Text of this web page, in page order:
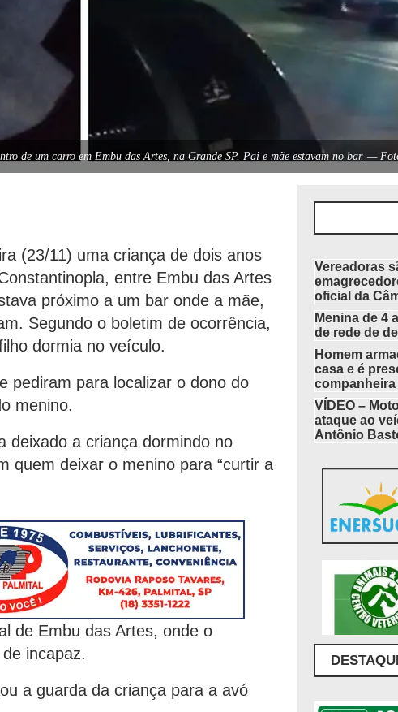
de um carro em Embu das Artes, na Grande SP. Pai e mãe estavam no bar. —
(23/11) uma criança de dois anos
entre Embu das Artes
próximo a um bar onde a mãe,
Segundo o boletim de ocorrência,
dormia no veículo.
pediram para localizar o dono do
menino.
deixado a criança dormindo no
quem deixar o menino para “curtir a
de Embu das Artes, onde o
incapaz.
a guarda da criança para a avó
Vereadoras
oficial da
Menina de 4
de rede de
Homem
casa e é
VÍDEO –
ataque ao
Antônio